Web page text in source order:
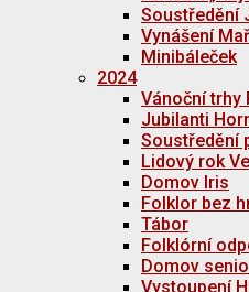
Soustředění
Vynášení
Minibáleček
2024
Vánoční trhy
Jubilanti
Soustředění
Lidový rok
Domov Iris
Folklor bez
Tábor
Folklórní
Domov
Vystoupení